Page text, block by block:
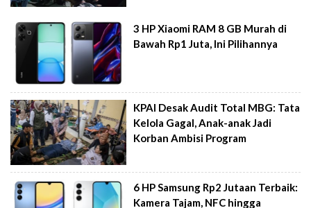
3 HP Xiaomi RAM 8 GB Murah di
Bawah Rp1 Juta, Ini Pilihannya
KPAI Desak Audit Total MBG: Tata
Kelola Gagal, Anak-anak Jadi
Korban Ambisi Program
6 HP Samsung Rp2 Jutaan Terbaik:
Kamera Tajam, NFC hingga